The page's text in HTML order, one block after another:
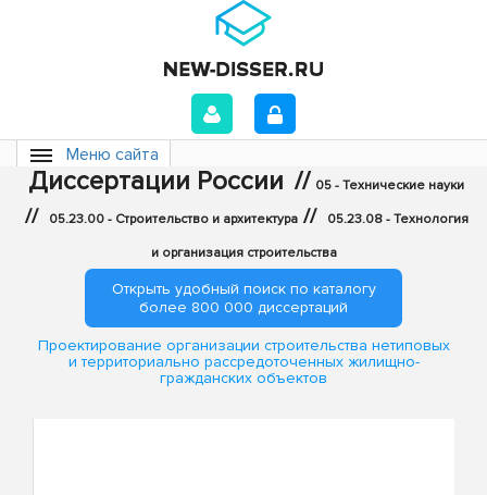
Меню сайта
Диссертации России // 05 - Технические науки
// 05.23.00 - Строительство и архитектура // 05.23.08 - Технология
и организация строительства
Открыть удобный поиск по каталогу
более 800 000 диссертаций
Проектирование организации строительства нетиповых
и территориально рассредоточенных жилищно-
гражданских объектов